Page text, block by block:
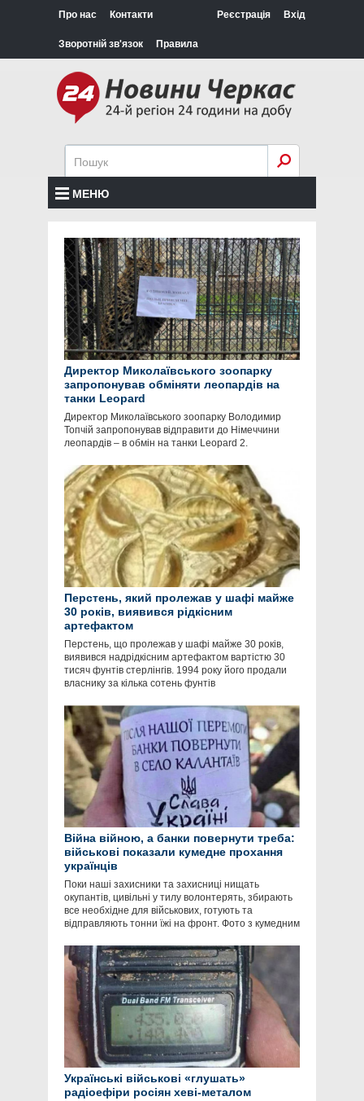
Про нас Контакти
Зворотній зв'язок Правила
Реєстрація Вхід
МЕНЮ
Директор Миколаївського зоопарку
запропонував обміняти леопардів на
танки Leopard
Директор Миколаївського зоопарку Володимир
Топчій запропонував відправити до Німеччини
леопардів – в обмін на танки Leopard 2.
Перстень, який пролежав у шафі майже
30 років, виявився рідкісним
артефактом
Перстень, що пролежав у шафі майже 30 років,
виявився надрідкісним артефактом вартістю 30
тисяч фунтів стерлінгів. 1994 року його продали
власнику за кілька сотень фунтів
Війна війною, а банки повернути треба:
військові показали кумедне прохання
українців
Поки наші захисники та захисниці нищать
окупантів, цивільні у тилу волонтерять, збирають
все необхідне для військових, готують та
відправляють тонни їжі на фронт. Фото з кумедним
Українські військові «глушать»
радіоефіри росіян хеві-металом